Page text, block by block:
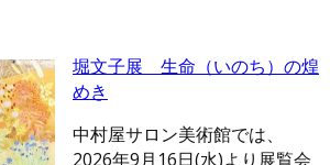
堀文子展 生命（いのち）の煌
めき
中村屋サロン美術館では、
2026年9月16日(水)より展覧会